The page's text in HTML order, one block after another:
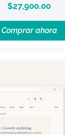
$27,900.00
Comprar ahora